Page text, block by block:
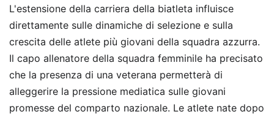
L'estensione della carriera della biatleta influisce
direttamente sulle dinamiche di selezione e sulla
crescita delle atlete più giovani della squadra azzurra.
Il capo allenatore della squadra femminile ha precisato
che la presenza di una veterana permetterà di
alleggerire la pressione mediatica sulle giovani
promesse del comparto nazionale. Le atlete nate dopo